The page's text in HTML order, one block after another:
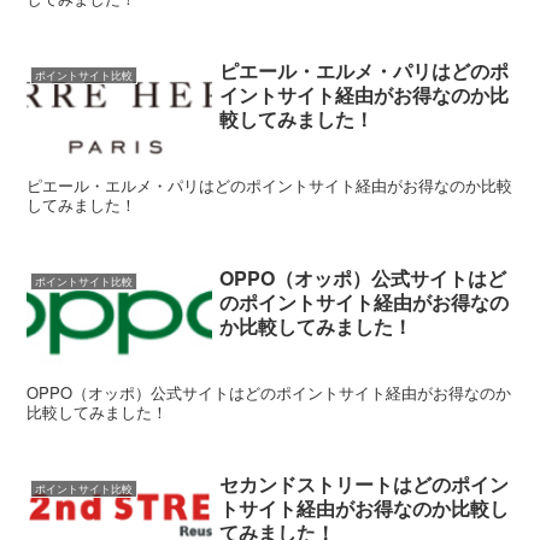
ポイントサイト比較
ピエール・エルメ・パリはどのポ
イントサイト経由がお得なのか比
較してみました！
ピエール・エルメ・パリはどのポイントサイト経由がお得なのか比較
してみました！
ポイントサイト比較
OPPO（オッポ）公式サイトはど
のポイントサイト経由がお得なの
か比較してみました！
OPPO（オッポ）公式サイトはどのポイントサイト経由がお得なのか
比較してみました！
ポイントサイト比較
セカンドストリートはどのポイン
トサイト経由がお得なのか比較し
てみました！